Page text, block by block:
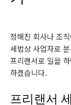
정해진 회사나 조
세법상 사업자로
프리랜서로 일을
하겠습니다.
프리랜서